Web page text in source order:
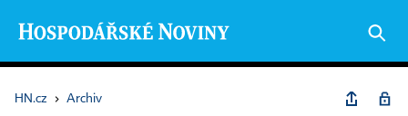
HN.cz › Archiv